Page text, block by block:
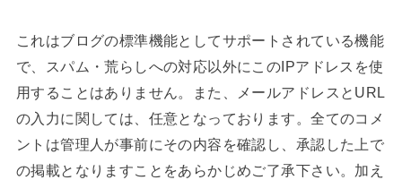
これはブログの標準機能としてサポートされている機能
で、スパム・荒らしへの対応以外にこのIPアドレスを使
用することはありません。また、メールアドレスとURL
の入力に関しては、任意となっております。全てのコメ
ントは管理人が事前にその内容を確認し、承認した上で
の掲載となりますことをあらかじめご了承下さい。加え